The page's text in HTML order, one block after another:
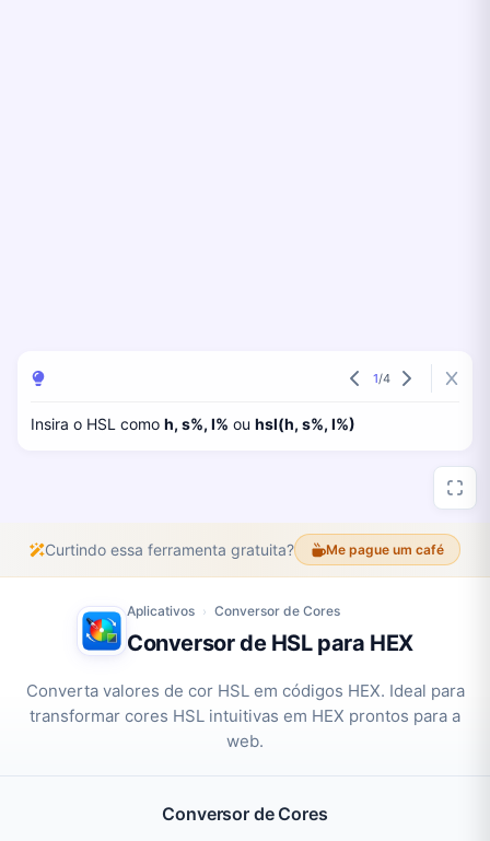
Aplicativos › Conversor de Cores
Conversor de HSL para HEX
Converta valores de cor HSL em códigos HEX. Ideal para
transformar cores HSL intuitivas em HEX prontos para a
web.
Insira o HSL como h, s%, l% ou hsl(h, s%, l%)
1/4
Curtindo essa ferramenta gratuita? Me pague um café
Conversor de Cores